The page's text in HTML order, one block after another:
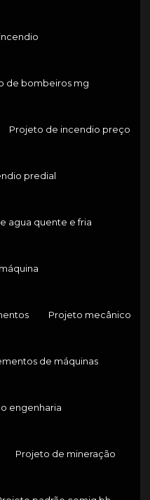
de bombeiros mg
Projeto de incendio preço
predial
agua quente e fria
Projeto mecânico
de máquinas
engenharia
Projeto de mineração